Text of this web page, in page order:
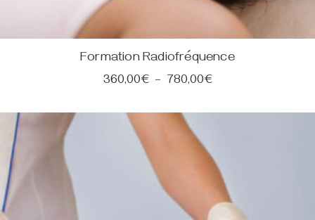
Formation Radiofréquence
360,00€ – 780,00€